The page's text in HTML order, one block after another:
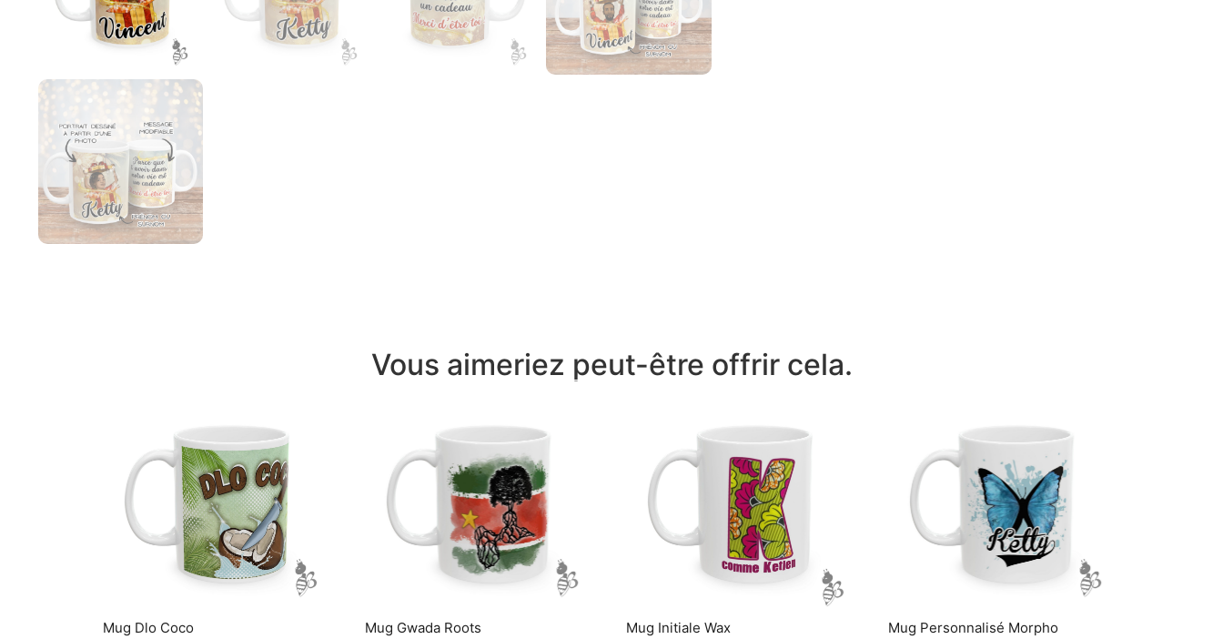
Vous aimeriez peut-être offrir cela.
Mug Dlo Coco
Mug Gwada Roots
Mug Initiale Wax
Mug Personnalisé Morpho